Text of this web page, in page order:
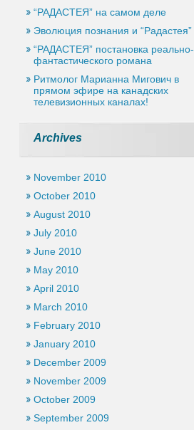
“РАДАСТЕЯ” на самом деле
Эволюция познания и “Радастея”
“РАДАСТЕЯ” постановка реально-
фантастического романа
Ритмолог Марианна Мигович в
прямом эфире на канадских
телевизионных каналах!
Archives
November 2010
October 2010
August 2010
July 2010
June 2010
May 2010
April 2010
March 2010
February 2010
January 2010
December 2009
November 2009
October 2009
September 2009